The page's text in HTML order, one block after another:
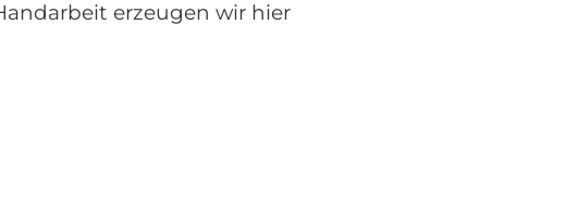
erzeugen wir hier